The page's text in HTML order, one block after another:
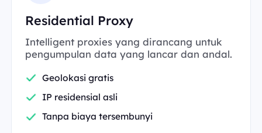
Residential Proxy
Intelligent proxies yang dirancang untuk
pengumpulan data yang lancar dan andal.
Geolokasi gratis
IP residensial asli
Tanpa biaya tersembunyi